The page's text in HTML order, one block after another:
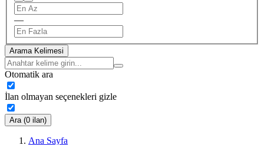
—
Arama Kelimesi
Otomatik ara
İlan olmayan seçenekleri gizle
Ara (0 ilan)
Ana Sayfa